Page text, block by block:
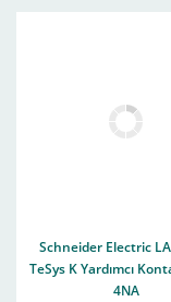
Schneider Electric
TeSys K Yardımcı
4NA